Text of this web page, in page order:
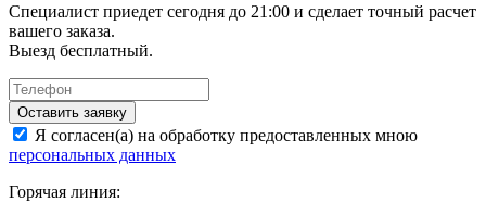
Специалист приедет сегодня до 21:00 и сделает точный расчет
вашего заказа.
Выезд бесплатный.
Оставить заявку
Я согласен(а) на обработку предоставленных мною
персональных данных
Горячая линия: